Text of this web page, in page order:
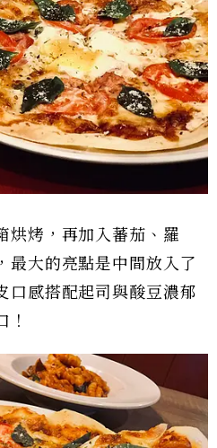
烘烤，再加入蕃茄、羅
最大的亮點是中間放入了
口感搭配起司與酸豆濃郁